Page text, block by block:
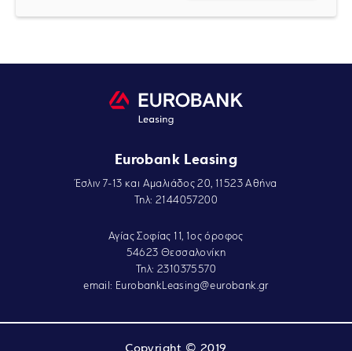
Eurobank Leasing
Έσλιν 7-13 και Αμαλιάδος 20, 11523 Αθήνα
Τηλ: 2144057200
Αγίας Σοφίας 11, 1ος όροφος
54623 Θεσσαλονίκη
Τηλ: 2310375570
email: EurobankLeasing@eurobank.gr